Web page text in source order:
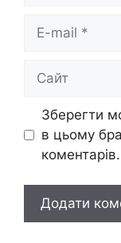
mail
Зберегти
в цьому
коментарів.